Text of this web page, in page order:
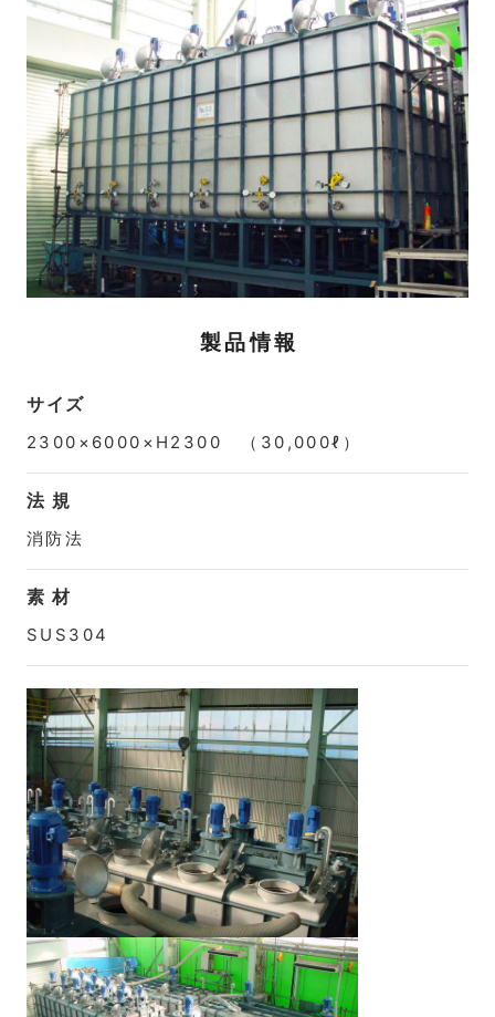
製品情報
サイズ
2300×6000×H2300 （30,000ℓ）
法 規
消防法
素 材
SUS304